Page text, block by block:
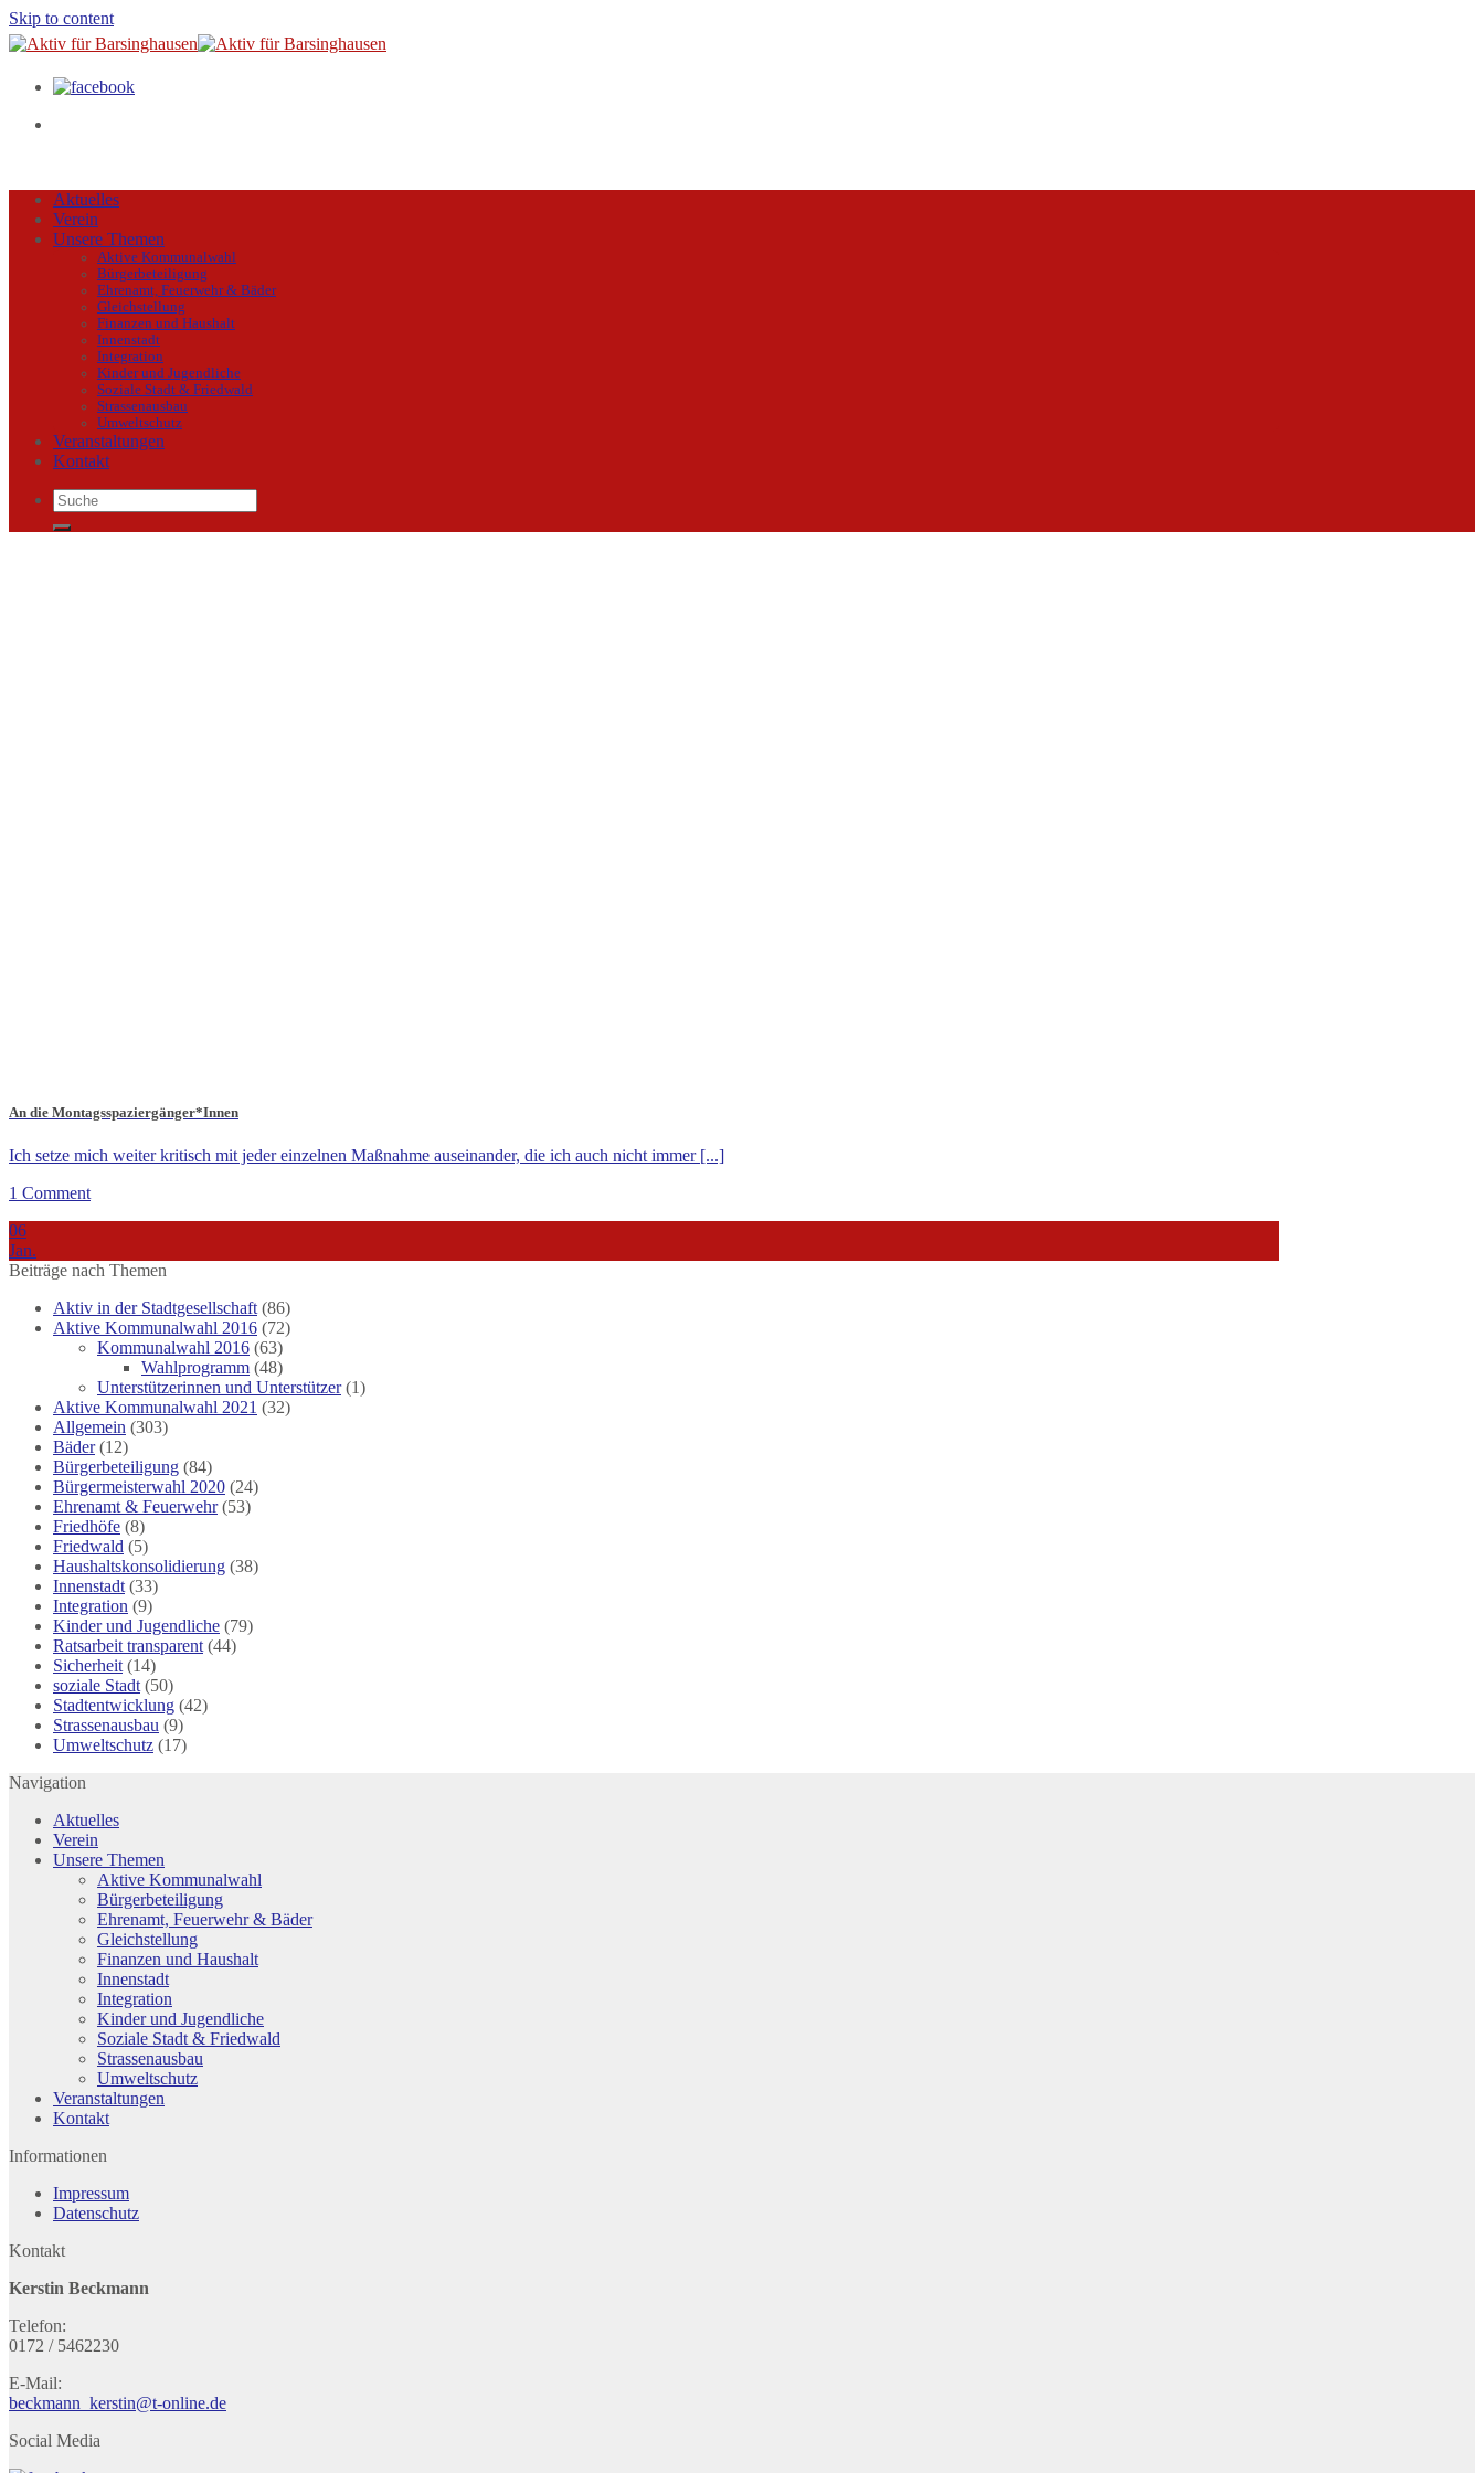
Skip to content
Aktuelles
Verein
Unsere Themen
Aktive Kommunalwahl
Bürgerbeteiligung
Ehrenamt, Feuerwehr & Bäder
Gleichstellung
Finanzen und Haushalt
Innenstadt
Integration
Kinder und Jugendliche
Soziale Stadt & Friedwald
Strassenausbau
Umweltschutz
Veranstaltungen
Kontakt
An die Montagsspaziergänger*Innen
Ich setze mich weiter kritisch mit jeder einzelnen Maßnahme auseinander, die ich auch nicht immer [...]
1 Comment
06
Jan.
Beiträge nach Themen
Aktiv in der Stadtgesellschaft (86)
Aktive Kommunalwahl 2016 (72)
Kommunalwahl 2016 (63)
Wahlprogramm (48)
Unterstützerinnen und Unterstützer(1)
Aktive Kommunalwahl 2021 (32)
Allgemein (303)
Bäder(12)
Bürgerbeteiligung (84)
Bürgermeisterwahl 2020 (24)
Ehrenamt & Feuerwehr(53)
Friedhöfe (8)
Friedwald (5)
Haushaltskonsolidierung (38)
Innenstadt (33)
Integration (9)
Kinder und Jugendliche (79)
Ratsarbeit transparent (44)
Sicherheit (14)
soziale Stadt (50)
Stadtentwicklung (42)
Strassenausbau (9)
Umweltschutz (17)
Navigation
Aktuelles
Verein
Unsere Themen
Aktive Kommunalwahl
Bürgerbeteiligung
Ehrenamt, Feuerwehr & Bäder
Gleichstellung
Finanzen und Haushalt
Innenstadt
Integration
Kinder und Jugendliche
Soziale Stadt & Friedwald
Strassenausbau
Umweltschutz
Veranstaltungen
Kontakt
Informationen
Impressum
Datenschutz
Kontakt
Kerstin Beckmann
Telefon:
0172 / 5462230
E-Mail:
beckmann_kerstin@t-online.de
Social Media